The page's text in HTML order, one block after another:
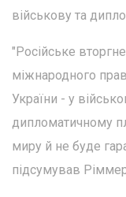
військову та
"Російське
міжнародного
України - у
дипломатичному
миру й не буде
підсумував